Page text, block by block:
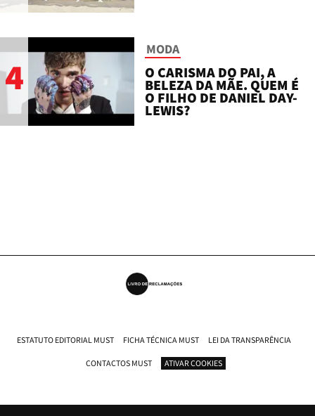
4
MODA
O CARISMA DO PAI, A
BELEZA DA MÃE. QUEM É
O FILHO DE DANIEL DAY-
LEWIS?
ESTATUTO EDITORIAL MUST FICHA TÉCNICA MUST LEI DA TRANSPARÊNCIA
CONTACTOS MUST ATIVAR COOKIES